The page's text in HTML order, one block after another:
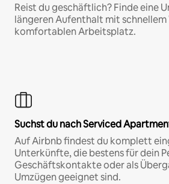
Reist du geschäftlich? Finde eine
längeren Aufenthalt mit schnellem
komfortablen Arbeitsplatz.
Suchst du nach Serviced
Auf Airbnb findest du komplett
Unterkünfte, die bestens für dein
Geschäftskontakte oder als
Umzügen geeignet sind.